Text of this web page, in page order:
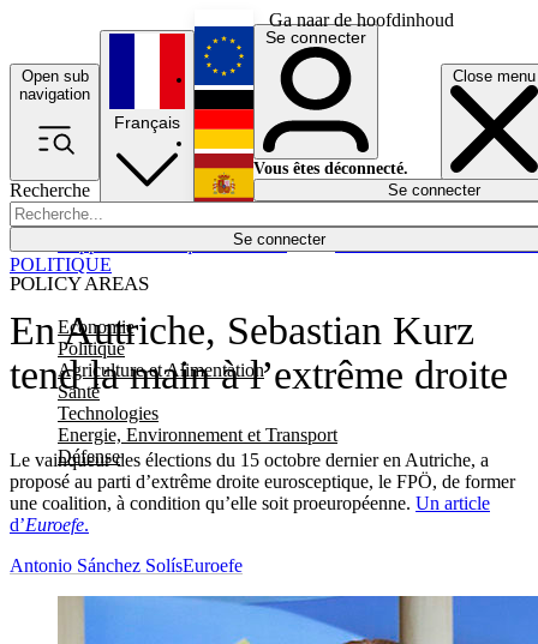
Ga naar de hoofdinhoud
Open sub
navigation
Close menu
Recherche
Se connecter
POLICY AREAS
Economie
Politique
Agriculture et Alimentation
Santé
Technologies
Energie, Environnement et Transport
Défense
Économie
Français
English
Deutsch
Español
Se connecter
Vous êtes déconnecté.
Se connecter
En Autriche, Sebastian Kurz
tend la main à l’extrême droite
Le vainqueur des élections du 15 octobre dernier en Autriche, a
proposé au parti d’extrême droite eurosceptique, le FPÖ, de former
une coalition, à condition qu’elle soit proeuropéenne. Un article
d’Euroefe.
POLITIQUE
Antonio Sánchez SolísEuroefe